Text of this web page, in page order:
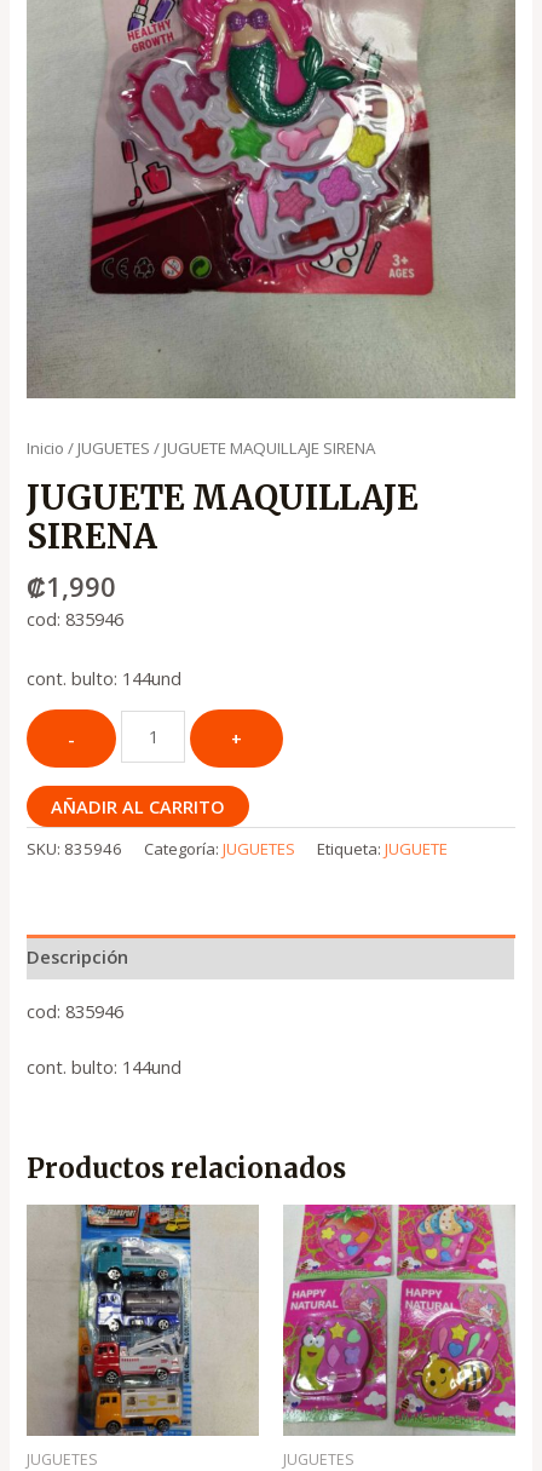
Inicio / JUGUETES / JUGUETE MAQUILLAJE SIRENA
JUGUETE MAQUILLAJE
SIRENA
₡1,990
cod: 835946
cont. bulto: 144und
AÑADIR AL CARRITO
SKU: 835946 Categoría:JUGUETES Etiqueta:JUGUETE
Descripción
cod: 835946
cont. bulto: 144und
Productos relacionados
JUGUETES JUGUETES